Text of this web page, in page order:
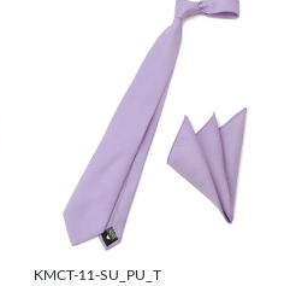
KMCT-11-SU_PU_T